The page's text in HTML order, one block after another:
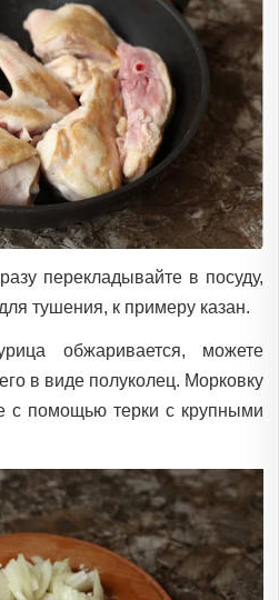
перекладывайте в посуду,
тушения, к примеру казан.
обжаривается, можете
в виде полуколец. Морковку
с помощью терки с крупными